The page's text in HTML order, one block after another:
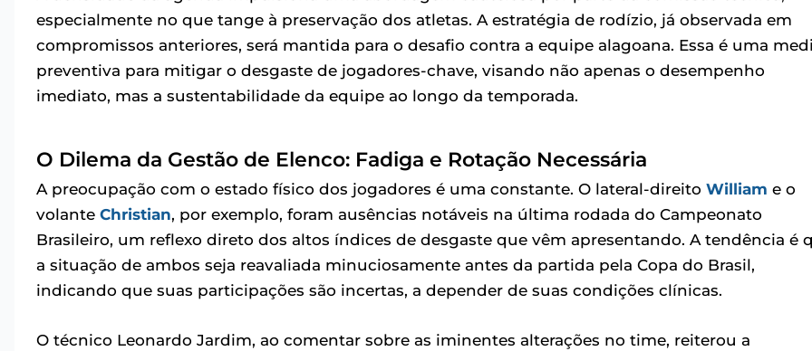
especialmente no que tange à preservação dos atletas. A estratégia de rodízio, já observada em
compromissos anteriores, será mantida para o desafio contra a equipe alagoana. Essa é uma
preventiva para mitigar o desgaste de jogadores-chave, visando não apenas o desempenho
imediato, mas a sustentabilidade da equipe ao longo da temporada.
O Dilema da Gestão de Elenco: Fadiga e Rotação Necessária
A preocupação com o estado físico dos jogadores é uma constante. O lateral-direito William e o
volante Christian, por exemplo, foram ausências notáveis na última rodada do Campeonato
Brasileiro, um reflexo direto dos altos índices de desgaste que vêm apresentando. A tendência é
a situação de ambos seja reavaliada minuciosamente antes da partida pela Copa do Brasil,
indicando que suas participações são incertas, a depender de suas condições clínicas.
O técnico Leonardo Jardim, ao comentar sobre as iminentes alterações no time, reiterou a